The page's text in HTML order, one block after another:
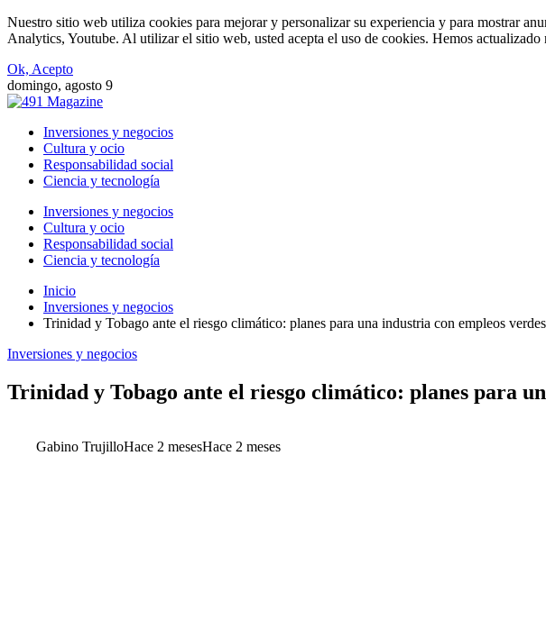
Nuestro sitio web utiliza cookies para mejorar y personalizar su experiencia y para mostrar
Analytics, Youtube. Al utilizar el sitio web, usted acepta el uso de cookies. Hemos
Ok, Acepto
domingo, agosto 9
Inversiones y negocios
Cultura y ocio
Responsabilidad social
Ciencia y tecnología
Inversiones y negocios
Cultura y ocio
Responsabilidad social
Ciencia y tecnología
Inicio
Inversiones y negocios
Trinidad y Tobago ante el riesgo climático: planes para una industria con empleos verdes
Inversiones y negocios
Trinidad y Tobago ante el riesgo climático: planes para
Gabino TrujilloHace 2 mesesHace 2 meses